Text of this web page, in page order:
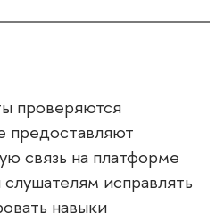
проверяются
предоставляют
связь на платформе
исправлять
навыки